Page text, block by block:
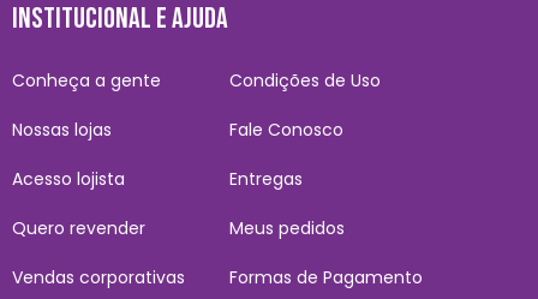
INSTITUCIONAL E AJUDA
Conheça a gente
Nossas lojas
Acesso lojista
Quero revender
Vendas corporativas
Condições de Uso
Fale Conosco
Entregas
Meus pedidos
Formas de Pagamento